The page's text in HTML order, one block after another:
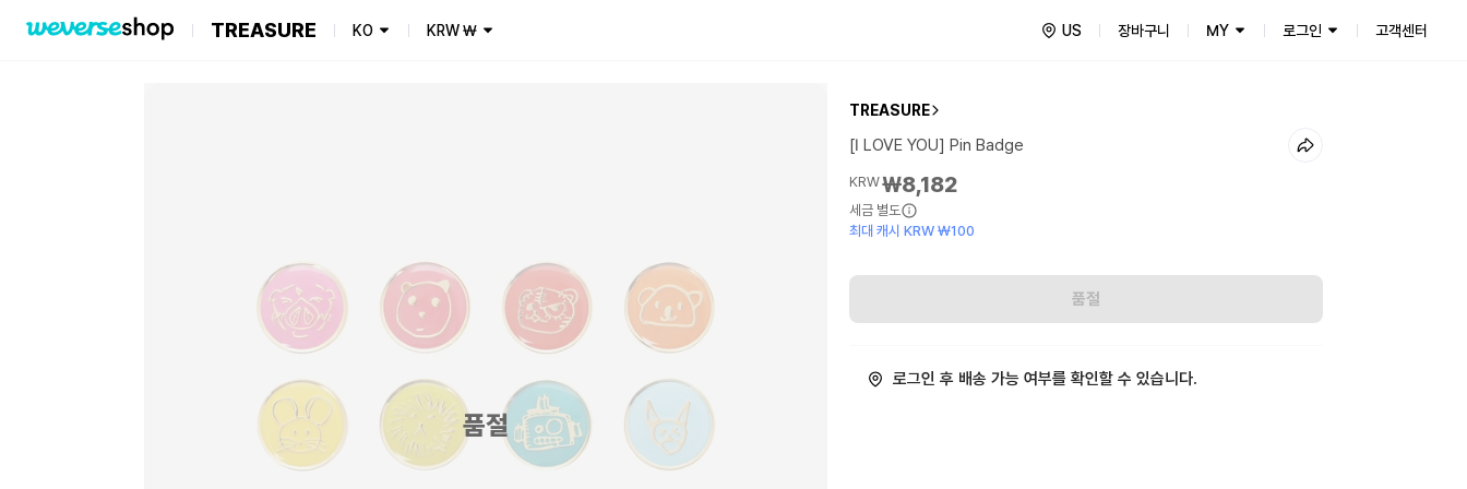
TREASURE KO KRW₩ US 장바구니 MY 로그인 고객센터
품절
TREASURE
[I LOVE YOU] Pin Badge
KRW₩8,182
세금 별도
최대 캐시 KRW ₩100
품절
로그인 후 배송 가능 여부를 확인할 수 있습니다.